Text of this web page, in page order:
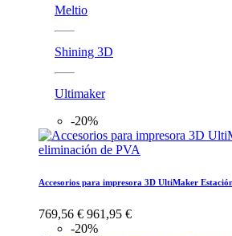
Meltio
Shining 3D
Ultimaker
-20%
Accesorios para impresora 3D UltiMaker
769,56 € 961,95 €
-20%